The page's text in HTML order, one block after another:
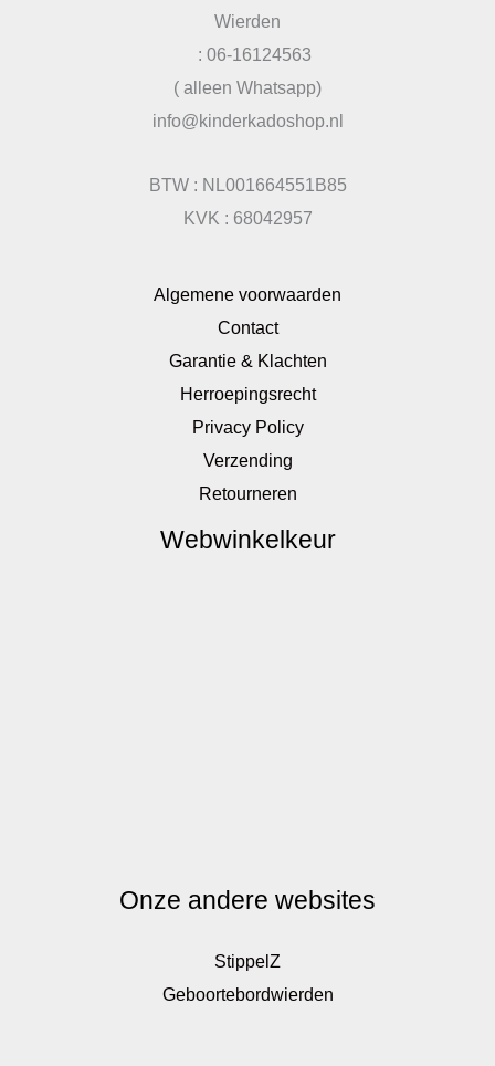
Wierden
: 06-16124563
( alleen Whatsapp)
info@kinderkadoshop.nl
BTW : NL001664551B85
KVK : 68042957
Algemene voorwaarden
Contact
Garantie & Klachten
Herroepingsrecht
Privacy Policy
Verzending
Retourneren
Webwinkelkeur
Onze andere websites
StippelZ
Geboortebordwierden